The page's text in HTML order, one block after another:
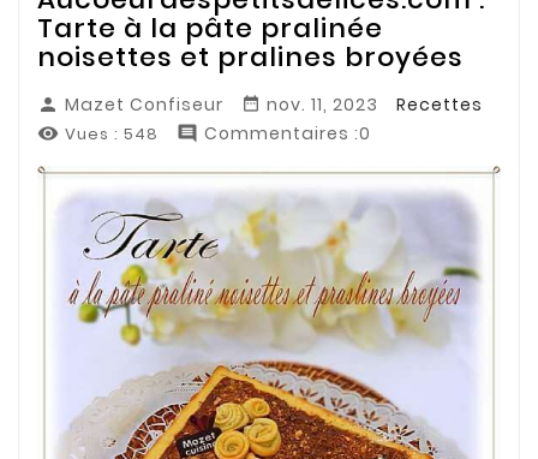
Tarte à la pâte pralinée
noisettes et pralines broyées
 Mazet Confiseur  nov. 11, 2023 Recettes
 Vues : 548  Commentaires :0